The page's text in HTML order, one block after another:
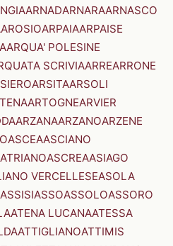
ARNADARNARAARNASCO
AROSIOARPAIAARPAISE
ARQUA' POLESINE
SCRIVIAARREARRONE
ARSITAARSOLI
ARTOGNEARVIER
ARZANAARZANOARZENE
ASCEAASCIANO
ASCREAASIAGO
VERCELLESEASOLA
ASSISIASSOASSOLOASSORO
ATENA LUCANAATESSA
ATTIGLIANOATTIMIS